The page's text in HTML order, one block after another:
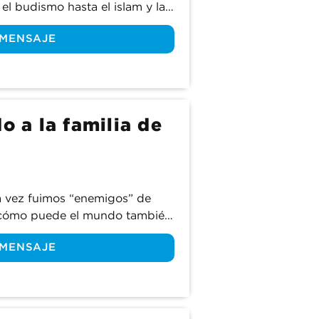
budismo hasta el islam y las
religión tiene su propia forma
en la vida después de la
aprendemos sobre la
a la familia de
fuimos “enemigos” de
puede el mundo también
significa eso para los
“hijos” de Dios?